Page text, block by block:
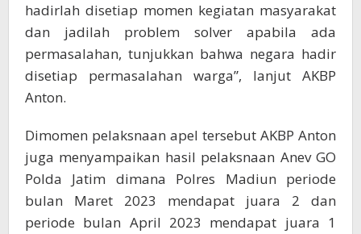
hadirlah disetiap momen kegiatan masyarakat
dan jadilah problem solver apabila ada
permasalahan, tunjukkan bahwa negara hadir
disetiap permasalahan warga”, lanjut AKBP
Anton.
Dimomen pelaksnaan apel tersebut AKBP Anton
juga menyampaikan hasil pelaksnaan Anev GO
Polda Jatim dimana Polres Madiun periode
bulan Maret 2023 mendapat juara 2 dan
periode bulan April 2023 mendapat juara 1